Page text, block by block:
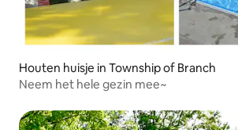
Houten huisje in Township of Branch
Neem het hele gezin mee~